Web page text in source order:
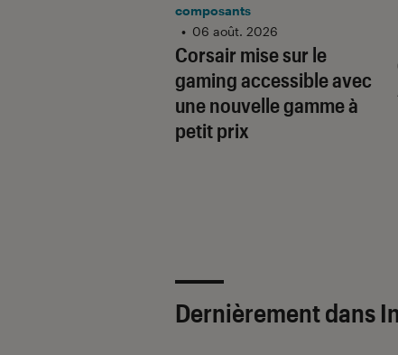
Corsair mise sur le
gaming accessible avec
une nouvelle gamme à
petit prix
composants
• 06 août. 2026
Dernièrement dans